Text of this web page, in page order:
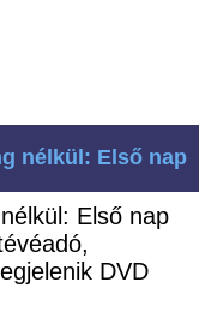
nélkül: Első nap
Első nap
DVD